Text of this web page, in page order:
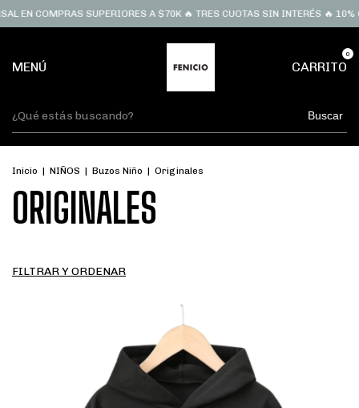
SUPERIORES A $70K 🔥 TRES CUOTAS SIN INTERÉS 🔥 10% OFF
MENÚ CARRITO
0
Buscar
Inicio | NIÑOS | Buzos Niño | Originales
ORIGINALES
FILTRAR Y ORDENAR